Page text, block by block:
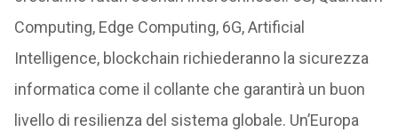
Computing, Edge Computing, 6G, Artificial
Intelligence, blockchain richiederanno la sicurezza
informatica come il collante che garantirà un buon
livello di resilienza del sistema globale. Un’Europa